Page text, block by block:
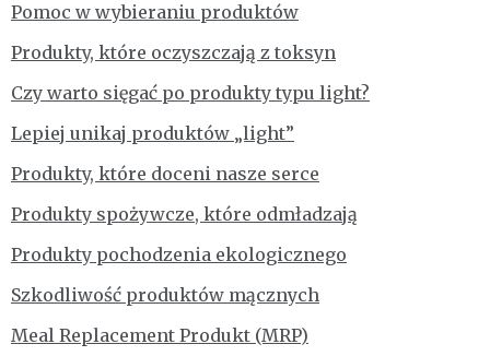
Pomoc w wybieraniu produktów
Produkty, które oczyszczają z toksyn
Czy warto sięgać po produkty typu light?
Lepiej unikaj produktów „light”
Produkty, które doceni nasze serce
Produkty spożywcze, które odmładzają
Produkty pochodzenia ekologicznego
Szkodliwość produktów mącznych
Meal Replacement Produkt (MRP)